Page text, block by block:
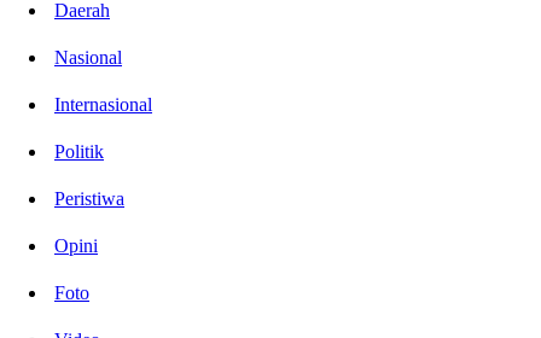
Daerah
Nasional
Internasional
Politik
Peristiwa
Opini
Foto